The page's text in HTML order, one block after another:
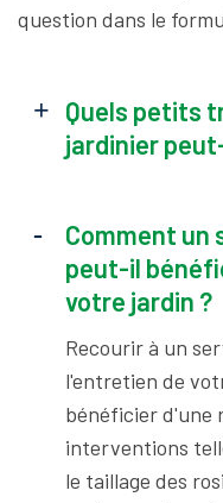
question dans le
Quels petits
jardinier
Comment un
peut-il
votre jardin ?
Recourir à un
l'entretien de
bénéficier d'une
interventions
le taillage des